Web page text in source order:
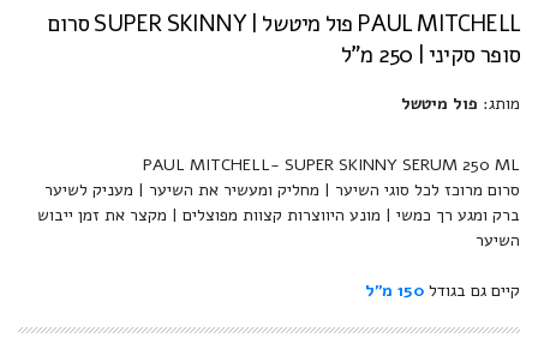
PAUL MITCHELL פול מיטשל | SUPER SKINNY סרום
סופר סקיני | 250 מ"ל
מותג: פול מיטשל
PAUL MITCHELL- SUPER SKINNY SERUM 250 ML
סרום מרוכז לכל סוגי השיער | מחליק ומעשיר את השיער | מעניק לשיער
ברק ומגע רך כמשי | מונע היווצרות קצוות מפוצלים | מקצר את זמן ייבוש
השיער
קיים גם בגודל 150 מ"ל